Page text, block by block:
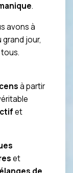
.
avons à
jour,
à partir
et
et